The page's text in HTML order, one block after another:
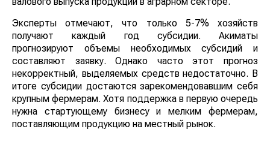
Эксперты отмечают, что только 5-7% хозяйств
получают каждый год субсидии. Акиматы
прогнозируют объемы необходимых субсидий и
составляют заявку. Однако часто этот прогноз
некорректный, выделяемых средств недостаточно. В
итоге субсидии достаются зарекомендовавшим себя
крупным фермерам. Хотя поддержка в первую
очередь нужна стартующему бизнесу и мелким
фермерам, поставляющим продукцию на местный